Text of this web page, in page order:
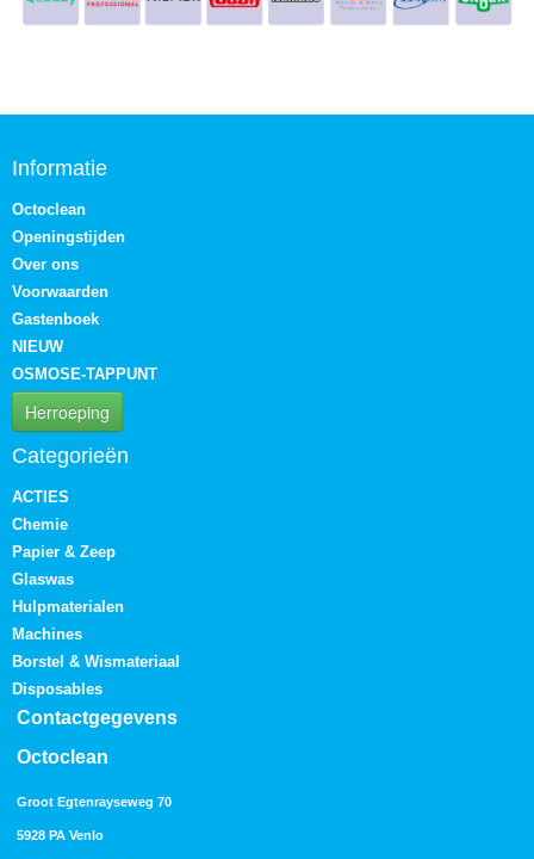
Informatie
Octoclean
Openingstijden
Over ons
Voorwaarden
Gastenboek
NIEUW
OSMOSE-TAPPUNT
Herroeping
Categorieën
ACTIES
Chemie
Papier & Zeep
Glaswas
Hulpmaterialen
Machines
Borstel & Wismateriaal
Disposables
Contactgegevens
Octoclean
Groot Egtenrayseweg 70
5928 PA Venlo